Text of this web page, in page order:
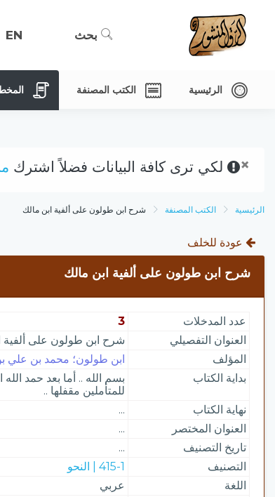
بحث EN
الرئيسية الكتب المصنفة
× لكي ترى كافة البيانات فضلاً اشترك
الرئيسية الكتب المصنفة شرح ابن طولون على ألفية ابن مالك
عودة للخلف
شرح ابن طولون على ألفية ابن مالك
عدد المدخلات
3
العنوان التفصيلي
شرح ابن طولون على ألفية
المؤلف
ابن طولون؛ محمد بن علي
بداية الكتاب
بسم الله .. أما بعد حمد
للمتأملين مقفلها ..
نهاية الكتاب
...
العنوان المختصر
...
تاريخ التصنيف
...
التصنيف
415-1 | النحو
اللغة
عربي